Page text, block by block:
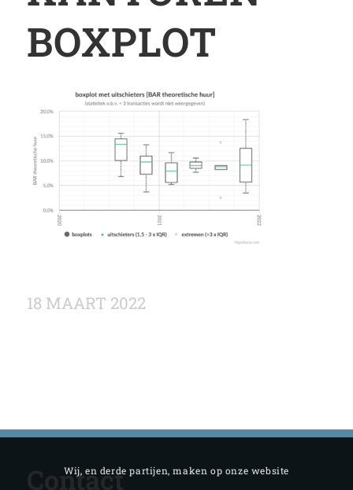
BOXPLOT
18 MAART 2022
Contact
Wij, en derde partijen, maken op onze website